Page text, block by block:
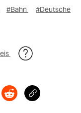
#Bahn
#Deutsche